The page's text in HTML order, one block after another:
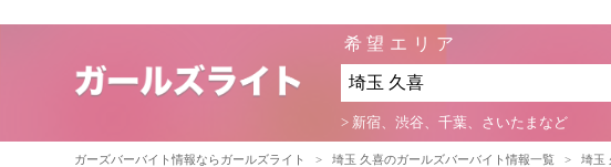
希望エリア
> 新宿、渋谷、千葉、さいたまなど
ガーズバーバイト情報ならガールズライト > 埼玉 久喜のガールズバーバイト情報一覧 > 埼玉